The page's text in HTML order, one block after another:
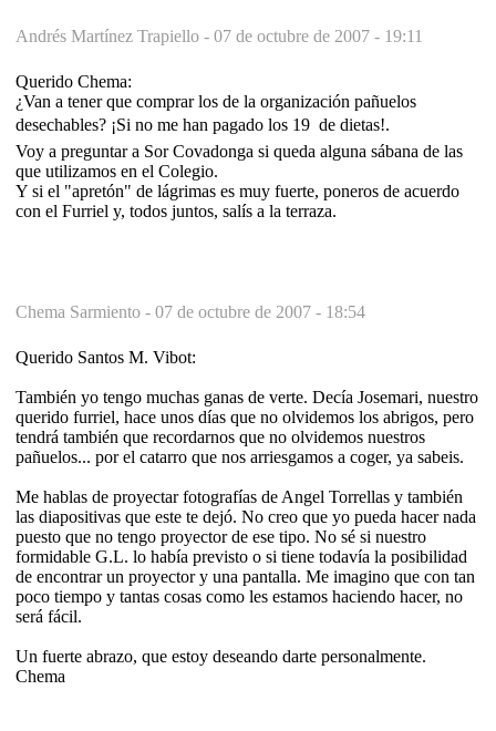
Andrés Martínez Trapiello - 07 de octubre de 2007 - 19:11
Querido Chema:
¿Van a tener que comprar los de la organización pañuelos
desechables? ¡Si no me han pagado los 19  de dietas!.
Voy a preguntar a Sor Covadonga si queda alguna sábana de las
que utilizamos en el Colegio.
Y si el "apretón" de lágrimas es muy fuerte, poneros de acuerdo
con el Furriel y, todos juntos, salís a la terraza.
Chema Sarmiento - 07 de octubre de 2007 - 18:54
Querido Santos M. Vibot:
También yo tengo muchas ganas de verte. Decía Josemari, nuestro
querido furriel, hace unos días que no olvidemos los abrigos, pero
tendrá también que recordarnos que no olvidemos nuestros
pañuelos... por el catarro que nos arriesgamos a coger, ya sabeis.
Me hablas de proyectar fotografías de Angel Torrellas y también
las diapositivas que este te dejó. No creo que yo pueda hacer nada
puesto que no tengo proyector de ese tipo. No sé si nuestro
formidable G.L. lo había previsto o si tiene todavía la posibilidad
de encontrar un proyector y una pantalla. Me imagino que con tan
poco tiempo y tantas cosas como les estamos haciendo hacer, no
será fácil.
Un fuerte abrazo, que estoy deseando darte personalmente.
Chema